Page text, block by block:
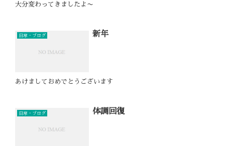
大分変わってきましたよ〜
日常・ブログ 新年
あけましておめでとうございます
日常・ブログ 体調回復